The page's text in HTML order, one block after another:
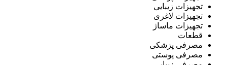
تجهیزات زیبایی
تجهیزات لاغری
تجهیزات ماساژ
قطعات
مصرفی پزشکی
مصرفی پوستی